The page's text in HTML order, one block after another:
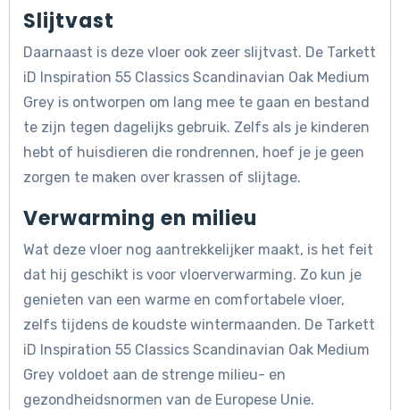
Slijtvast
Daarnaast is deze vloer ook zeer slijtvast. De Tarkett
iD Inspiration 55 Classics Scandinavian Oak Medium
Grey is ontworpen om lang mee te gaan en bestand
te zijn tegen dagelijks gebruik. Zelfs als je kinderen
hebt of huisdieren die rondrennen, hoef je je geen
zorgen te maken over krassen of slijtage.
Verwarming en milieu
Wat deze vloer nog aantrekkelijker maakt, is het feit
dat hij geschikt is voor vloerverwarming. Zo kun je
genieten van een warme en comfortabele vloer,
zelfs tijdens de koudste wintermaanden. De Tarkett
iD Inspiration 55 Classics Scandinavian Oak Medium
Grey voldoet aan de strenge milieu- en
gezondheidsnormen van de Europese Unie.